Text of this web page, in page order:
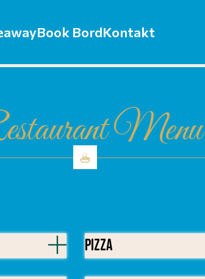
Book BordKontakt
Menu
Pizza